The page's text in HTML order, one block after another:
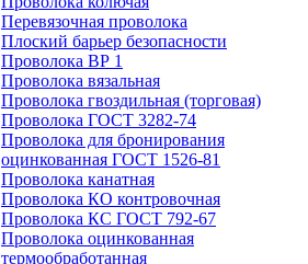
Перевязочная проволока
Плоский барьер безопасности
Проволока ВР 1
Проволока вязальная
Проволока гвоздильная (торговая)
Проволока ГОСТ 3282-74
Проволока для бронирования
оцинкованная ГОСТ 1526-81
Проволока канатная
Проволока КО контровочная
Проволока КС ГОСТ 792-67
Проволока оцинкованная
термообработанная